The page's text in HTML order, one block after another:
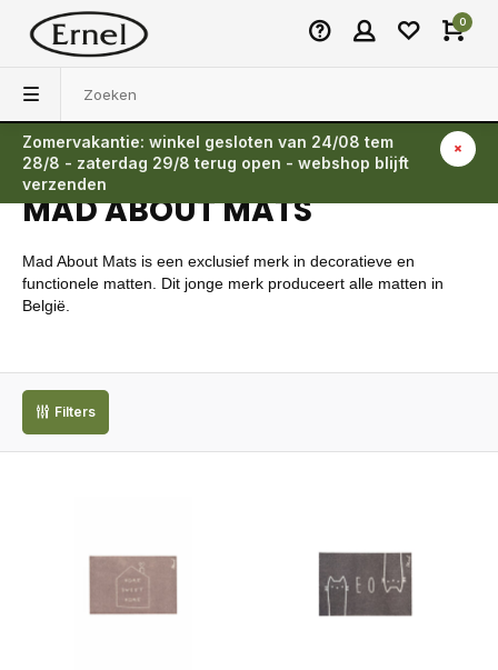
0
Zomervakantie: winkel gesloten van 24/08 tem
28/8 - zaterdag 29/8 terug open - webshop blijft
verzenden
Terug
MAD ABOUT MATS
Mad About Mats is een exclusief merk in decoratieve en
functionele matten. Dit jonge merk produceert alle matten in
België.
Filters